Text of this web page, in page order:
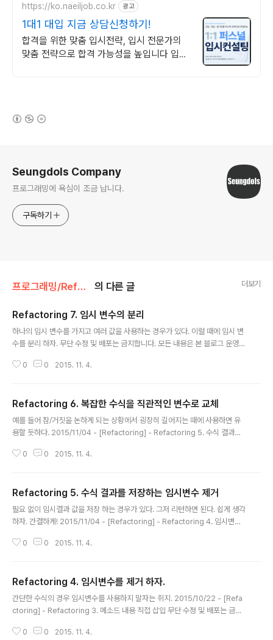
https://ko.naeiljob.co.kr 광고
1대1 대입 지금 상담신청하기!
합격을 위한 맞춤 입시전략, 입시 전문가의
맞춤 전략으로 합격 가능성을 높입니다 입시
Seungdols Company
프로그래밍에 욕심이 조금 납니다.
구독하기
프로그래밍/Refactoring 의 다른 글 더보기
Refactoring 7. 임시 변수의 분리
하나의 임시 변수를 가지고 여러 값을 사용하는 경우가 있다. 이럴 때에 임시 변
수를 분리 하자. 무단 수정 및 배포는 금지합니다. 모든 내용은 본 블로그 운영자
내용 / 오류가 포함된 내용은 댓글로 남겨주세요. choiseungho0822@gma
0 0 2015. 11. 4.
Refactoring 6. 복잡한 수식을 직관적인 변수로 교체
예를 들어 참/거짓을 논하게 되는 상황에서 굉장히 길어지는 때에 사용하면 유
용할 듯하다. 2015/11/04 - [Refactoring] - Refactoring 5. 수식 결과를
그 운영자가 정리한 내용입니다. 참조한 정보에 대해서는 출처를 남기고 있습니
0 0 2015. 11. 4.
Refactoring 5. 수식 결과를 저장하는 임시변수 제거
필요 없이 임시결과 값을 저장 하는 경우가 있다. 그저 리턴하면 된다. 쉽게 생각
하자. 간결하게! 2015/11/04 - [Refactoring] - Refactoring 4. 임시변수
정리한 내용입니다. 참조한 정보에 대해서는 출처를 남기고 있습니다. 틀린 내
0 0 2015. 11. 4.
Refactoring 4. 임시변수를 제거 하자.
간단한 수식의 경우 임시변수를 사용하지 말자는 취지. 2015/10/22 - [Refa
ctoring] - Refactoring 3. 메소드 내용 직접 삽입 무단 수정 및 배포는 금지
해서는 출처를 남기고 있습니다. 틀린 내용 / 오류가 포함된 내용은 댓글로 남겨
0 0 2015. 11. 4.